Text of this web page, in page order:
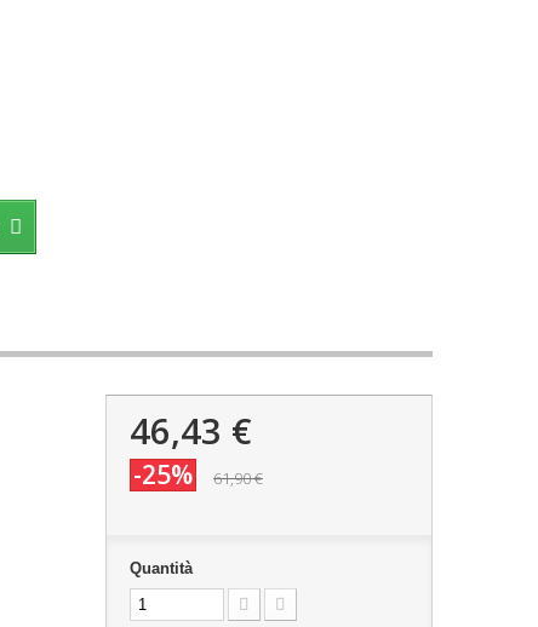
46,43 €
-25% 61,90 €
Quantità